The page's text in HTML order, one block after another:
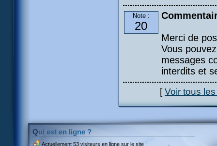
Note :
20
Merci de
Vous
messages
interdits et
[Voir tous
Qui est en ligne ?
Actuellement 53 visiteurs en ligne sur le site !